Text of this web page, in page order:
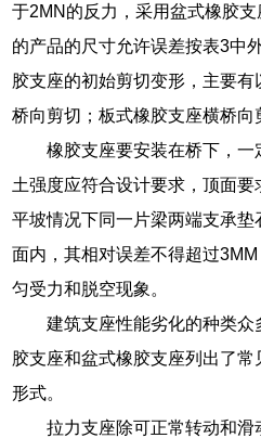
于2MN的反力，采用盆式橡胶
的产品的尺寸允许误差按表3中
胶支座的初始剪切变形，主要
桥向剪切；板式橡胶支座横桥向
橡胶支座要安装在桥下，
土强度应符合设计要求，顶面
平坡情况下同一片梁两端支承
面内，其相对误差不得超过
匀受力和脱空现象。
建筑支座性能劣化的种类
胶支座和盆式橡胶支座列出了
形式。
拉力支座除可正常转动和